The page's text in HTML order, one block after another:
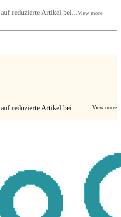
reduzierte Artikel bei... View more
reduzierte Artikel bei... View more